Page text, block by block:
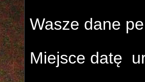
Wasze dane
Miejsce datę